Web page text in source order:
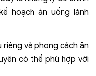
hoạch ăn uống lành
và phong cách ăn
có thể phù hợp với